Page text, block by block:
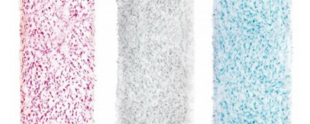
Intretinere masina de spalat
Insecticide si Capcane
Odorizante
Sapunuri
Solutii desfundat tevi